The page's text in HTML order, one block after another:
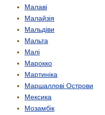
Малаві
Малайзія
Мальдіви
Мальта
Малі
Марокко
Мартиніка
Маршаллові Острови
Мексика
Мозамбік